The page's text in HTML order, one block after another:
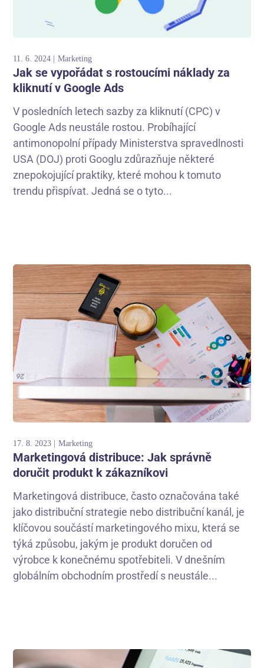
11. 6. 2024 Marketing
Jak se vypořádat s rostoucími náklady za
kliknutí v Google Ads
V posledních letech sazby za kliknutí (CPC) v
Google Ads neustále rostou. Probíhající
antimonopolní případy Ministerstva spravedlnosti
USA (DOJ) proti Googlu zdůrazňuje některé
znepokojující praktiky, které mohou k tomuto
trendu přispívat. Jedná se o tyto...
17. 8. 2023 Marketing
Marketingová distribuce: Jak správně
doručit produkt k zákazníkovi
Marketingová distribuce, často označována také
jako distribuční strategie nebo distribuční kanál, je
klíčovou součástí marketingového mixu, která se
týká způsobu, jakým je produkt doručen od
výrobce k konečnému spotřebiteli. V dnešním
globálním obchodním prostředí s neustále...